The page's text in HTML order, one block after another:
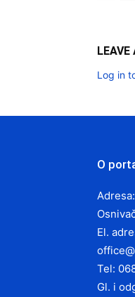
LEAVE
Log in
O
El.
Tel:
Gl. i